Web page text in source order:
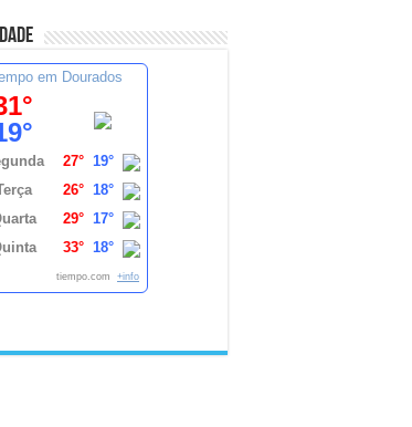
em Dourados
27° 19°
26° 18°
29° 17°
33° 18°
tiempo.com +info